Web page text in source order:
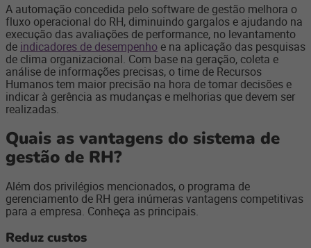
A automação concedida pelo software de gestão melhora o
fluxo operacional do RH, diminuindo gargalos e ajudando na
execução das avaliações de performance, no levantamento
de indicadores de desempenho e na aplicação das pesquisas
de clima organizacional. Com base na geração, coleta e
análise de informações precisas, o time de Recursos
Humanos tem maior precisão na hora de tomar decisões e
indicar à gerência as mudanças e melhorias que devem ser
realizadas.
Quais as vantagens do sistema de
gestão de RH?
Além dos privilégios mencionados, o programa de
gerenciamento de RH gera inúmeras vantagens competitivas
para a empresa. Conheça as principais.
Reduz custos